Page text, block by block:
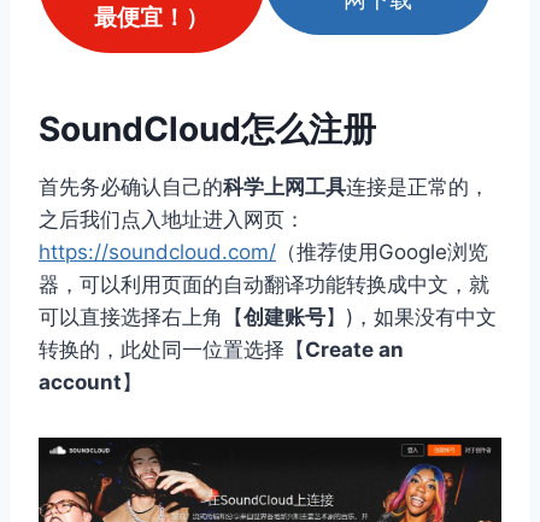
最便宜！）
SoundCloud怎么注册
首先务必确认自己的科学上网工具连接是正常的，
之后我们点入地址进入网页：
https://soundcloud.com/ （推荐使用Google浏览
器，可以利用页面的自动翻译功能转换成中文，就
可以直接选择右上角【创建账号】)，如果没有中文
转换的，此处同一位置选择【Create an
account】